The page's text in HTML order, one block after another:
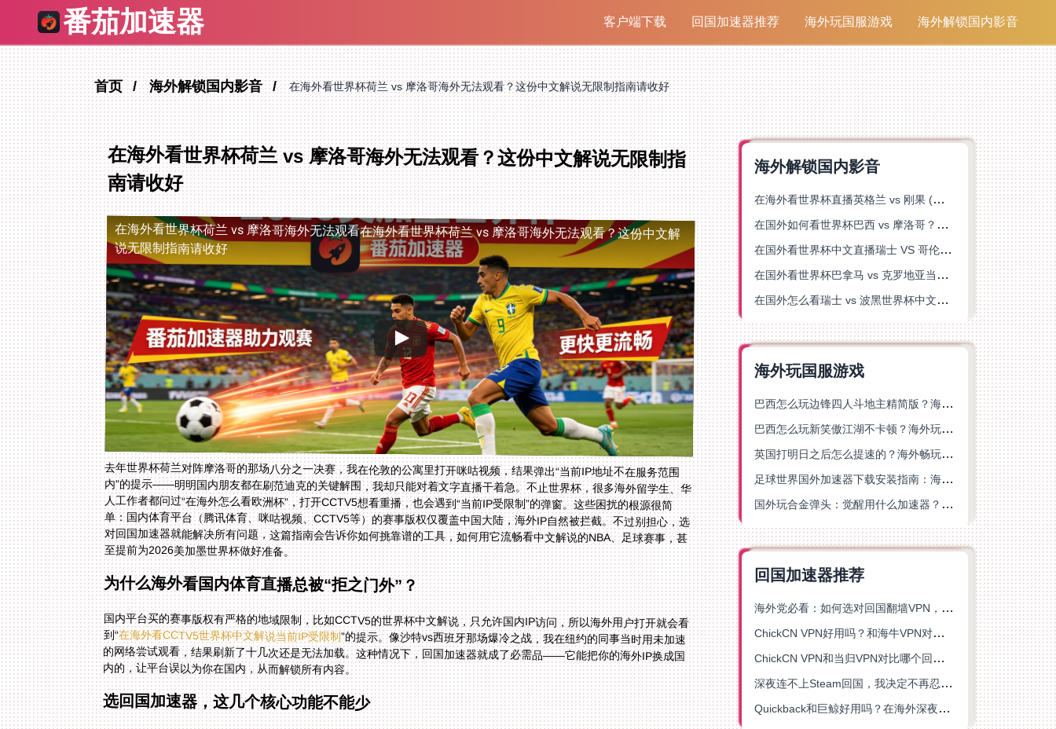
番茄加速器 客户端下载 回国加速器推荐 海外玩国服游戏 海外解锁国内影音
首页 海外解锁国内影音 在海外看世界杯荷兰 vs 摩洛哥海外无法观看？这份中文解说无限制指南请收好
在海外看世界杯荷兰 vs 摩洛哥海外无法观看？这份中文解说无限制指
南请收好
在海外看世界杯荷兰 vs 摩洛哥海外无法观看在海外看世界杯荷兰 vs 摩洛哥海外无法观看？这份中文解
说无限制指南请收好
去年世界杯荷兰对阵摩洛哥的那场八分之一决赛，我在伦敦的公寓里打开咪咕视频，结果弹出“当前IP地址不在服务范围
内”的提示——明明国内朋友都在刷范迪克的关键解围，我却只能对着文字直播干着急。不止世界杯，很多海外留学生、华
人工作者都问过“在海外怎么看欧洲杯”，打开CCTV5想看重播，也会遇到“当前IP受限制”的弹窗。这些困扰的根源很简
单：国内体育平台（腾讯体育、咪咕视频、CCTV5等）的赛事版权仅覆盖中国大陆，海外IP自然被拦截。不过别担心，选
对回国加速器就能解决所有问题，这篇指南会告诉你如何挑靠谱的工具，如何用它流畅看中文解说的NBA、足球赛事，甚
至提前为2026美加墨世界杯做好准备。
为什么海外看国内体育直播总被“拒之门外”？
国内平台买的赛事版权有严格的地域限制，比如CCTV5的世界杯中文解说，只允许国内IP访问，所以海外用户打开就会看
到“在海外看CCTV5世界杯中文解说当前IP受限制”的提示。像沙特vs西班牙那场爆冷之战，我在纽约的同事当时用未加速
的网络尝试观看，结果刷新了十几次还是无法加载。这种情况下，回国加速器就成了必需品——它能把你的海外IP换成国
内的，让平台误以为你在国内，从而解锁所有内容。
选回国加速器，这几个核心功能不能少
海外解锁国内影音
在海外看世界杯直播英格兰 vs 刚果 (金)当前地区不可播放？这篇指南帮你突破所有限制
在国外如何看世界杯巴西 vs 摩洛哥？海外党专属体育观赛指南来了
在国外看世界杯中文直播瑞士 VS 哥伦比亚当前地区不可播放？这篇指南帮你搞定
在国外看世界杯巴拿马 vs 克罗地亚当前地区不可播放？这篇指南帮你轻松解决海外体育直播难题
在国外怎么看瑞士 vs 波黑世界杯中文解说？这篇指南帮你搞定所有地区限制问题
海外玩国服游戏
巴西怎么玩边锋四人斗地主精简版？海外游戏党的加速器终极选择
巴西怎么玩新笑傲江湖不卡顿？海外玩家国服游戏加速终极指南（附猫和老鼠一梦江湖实测）
英国打明日之后怎么提速的？海外畅玩国服游戏终极指南
足球世界国外加速器下载安装指南：海外党畅玩国服游戏的终极解决方案
国外玩合金弹头：觉醒用什么加速器？一份写给海外游子的畅玩指南
回国加速器推荐
海外党必看：如何选对回国翻墙VPN，无缝解锁国内资源？
ChickCN VPN好用吗？和海牛VPN对比哪个回国效果更好？
ChickCN VPN和当归VPN对比哪个回国效果更好？海外党亲测后选了它
深夜连不上Steam回国，我决定不再忍受这数字鸿沟
Quickback和巨鲸好用吗？在海外深夜想刷B站、追爱奇艺的你，或许正需要这份答案